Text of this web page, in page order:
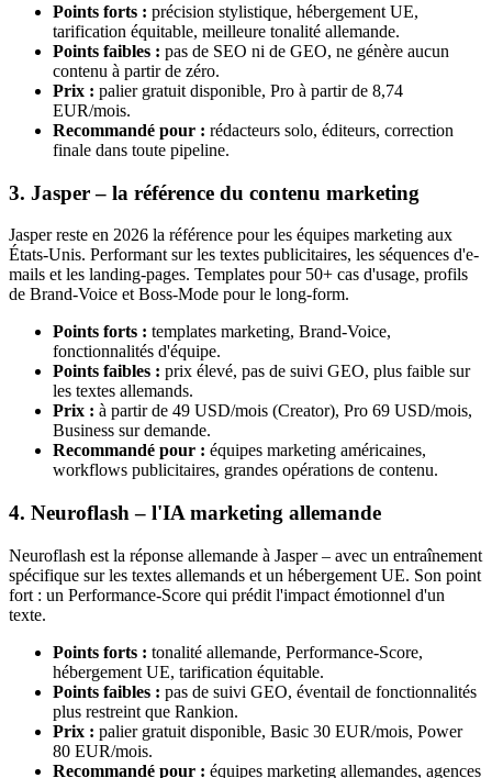
Points forts : précision stylistique, hébergement UE,
tarification équitable, meilleure tonalité allemande.
Points faibles : pas de SEO ni de GEO, ne génère aucun
contenu à partir de zéro.
Prix : palier gratuit disponible, Pro à partir de 8,74
EUR/mois.
Recommandé pour : rédacteurs solo, éditeurs, correction
finale dans toute pipeline.
3. Jasper – la référence du contenu marketing
Jasper reste en 2026 la référence pour les équipes marketing aux
États-Unis. Performant sur les textes publicitaires, les séquences d'e-
mails et les landing-pages. Templates pour 50+ cas d'usage, profils
de Brand-Voice et Boss-Mode pour le long-form.
Points forts : templates marketing, Brand-Voice,
fonctionnalités d'équipe.
Points faibles : prix élevé, pas de suivi GEO, plus faible sur
les textes allemands.
Prix : à partir de 49 USD/mois (Creator), Pro 69 USD/mois,
Business sur demande.
Recommandé pour : équipes marketing américaines,
workflows publicitaires, grandes opérations de contenu.
4. Neuroflash – l'IA marketing allemande
Neuroflash est la réponse allemande à Jasper – avec un entraînement
spécifique sur les textes allemands et un hébergement UE. Son point
fort : un Performance-Score qui prédit l'impact émotionnel d'un
texte.
Points forts : tonalité allemande, Performance-Score,
hébergement UE, tarification équitable.
Points faibles : pas de suivi GEO, éventail de fonctionnalités
plus restreint que Rankion.
Prix : palier gratuit disponible, Basic 30 EUR/mois, Power
80 EUR/mois.
Recommandé pour : équipes marketing allemandes, agences